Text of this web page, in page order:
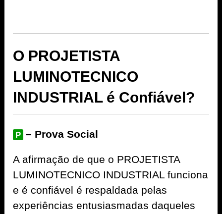
O PROJETISTA
LUMINOTECNICO
INDUSTRIAL é Confiável?
P – Prova Social
A afirmação de que o PROJETISTA
LUMINOTECNICO INDUSTRIAL funciona
e é confiável é respaldada pelas
experiências entusiasmadas daqueles